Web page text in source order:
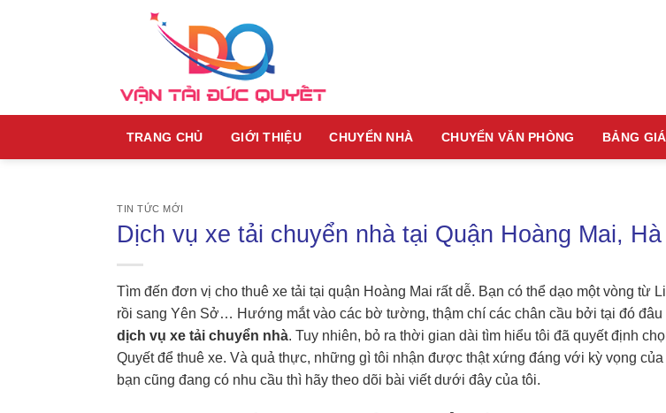
TRANG CHỦ GIỚI THIỆU CHUYỂN NHÀ CHUYỂN VĂN PHÒNG BẢNG
TIN TỨC MỚI
Dịch vụ xe tải chuyển nhà tại Quận Hoàng Mai,
Tìm đến đơn vị cho thuê xe tải tại quận Hoàng Mai rất dễ. Bạn có thể dạo một vòng từ
rồi sang Yên Sở… Hướng mắt vào các bờ tường, thậm chí các chân cầu bởi tại đó
dịch vụ xe tải chuyển nhà. Tuy nhiên, bỏ ra thời gian dài tìm hiểu tôi đã quyết định
Quyết để thuê xe. Và quả thực, những gì tôi nhận được thật xứng đáng với kỳ vọng
bạn cũng đang có nhu cầu thì hãy theo dõi bài viết dưới đây của tôi.